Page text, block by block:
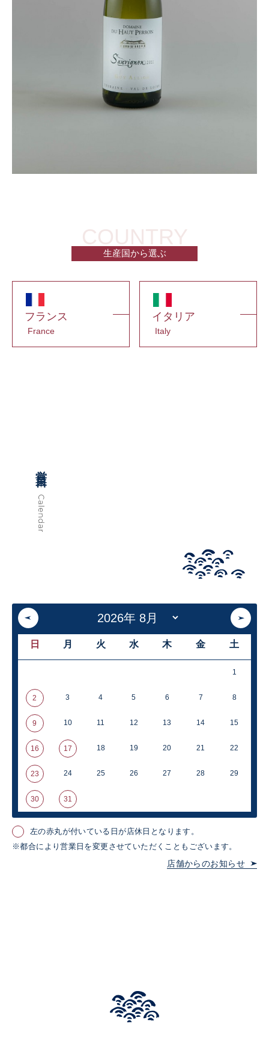
生産国から選ぶ
フランス
France
イタリア
Italy
日 月 火 水 木 金 土
1
2 3 4 5 6 7 8
9 10 11 12 13 14 15
16 17 18 19 20 21 22
23 24 25 26 27 28 29
30 31
左の赤丸が付いている日が店休日となります。
※都合により営業日を変更させていただくこともございます。
店舗からのお知らせ